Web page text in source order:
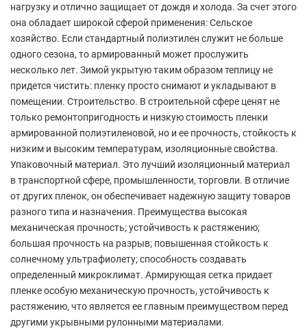
нагрузку и отлично защищает от дождя и холода. За счет этого
она обладает широкой сферой применения: Сельское
хозяйство. Если стандартный полиэтилен служит не больше
одного сезона, то армированный может прослужить
несколько лет. Зимой укрытую таким образом теплицу не
придется чистить: пленку просто снимают и укладывают в
помещении. Строительство. В строительной сфере ценят не
только ремонтопригодность и низкую стоимость пленки
армированной полиэтиленовой, но и ее прочность, стойкость к
низким и высоким температурам, изоляционные свойства.
Упаковочный материал. Это лучший изоляционный материал
в транспортной сфере, промышленности, торговли. В отличие
от других пленок, он обеспечивает надежную защиту товаров
разного типа и назначения. Преимущества высокая
механическая прочность; устойчивость к растяжению;
большая прочность на разрыв; повышенная стойкость к
солнечному ультрафиолету; способность создавать
определенный микроклимат. Армирующая сетка придает
пленке особую механическую прочность, устойчивость к
растяжению, что является ее главным преимуществом перед
другими укрывными рулонными материалами.